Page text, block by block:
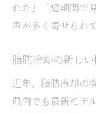
れた」「短期間で
声が多く寄せられ
脂肪冷却の新し
近年、脂肪冷却の
県内でも最新モデ